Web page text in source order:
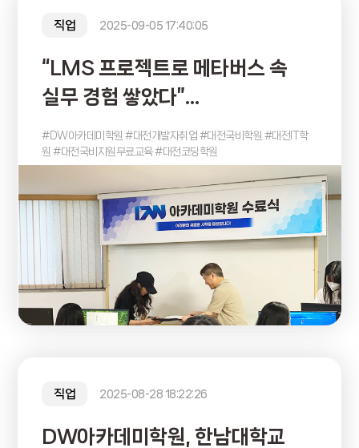
직업 2025-09-05 17:40:05
“LMS 프로젝트로 메타버스 속
실무 경험 쌓았다”
DW아카데미학원 발표 현장
#DW아카데미학원 #대전개발자취업 #대전국비학원 #대전IT학
원 #대전국비지원무료교육 #대전코딩학원
직업 2025-08-28 18:22:26
DW아카데미학원, 한남대학교